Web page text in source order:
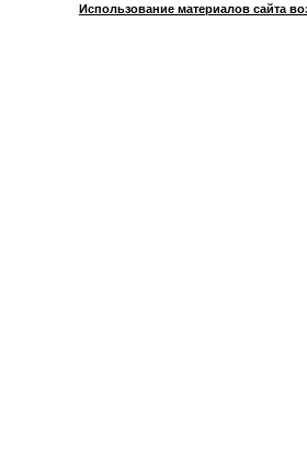
Использование материалов сайта